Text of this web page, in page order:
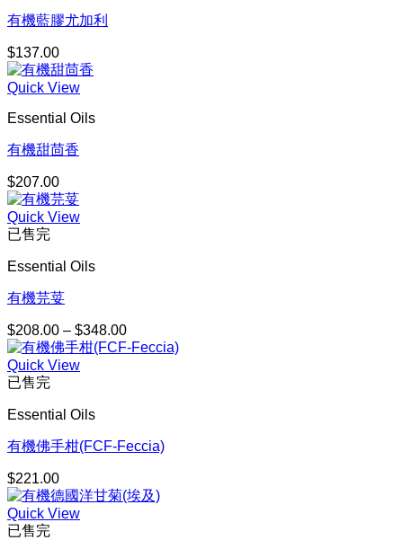
有機藍膠尤加利
$137.00
Quick View
Essential Oils
有機甜茴香
$207.00
Quick View
已售完
Essential Oils
有機芫荽
$208.00 – $348.00價
格
$348.00
Quick View
已售完
Essential Oils
有機佛手柑(FCF-Feccia)
$221.00
Quick View
已售完